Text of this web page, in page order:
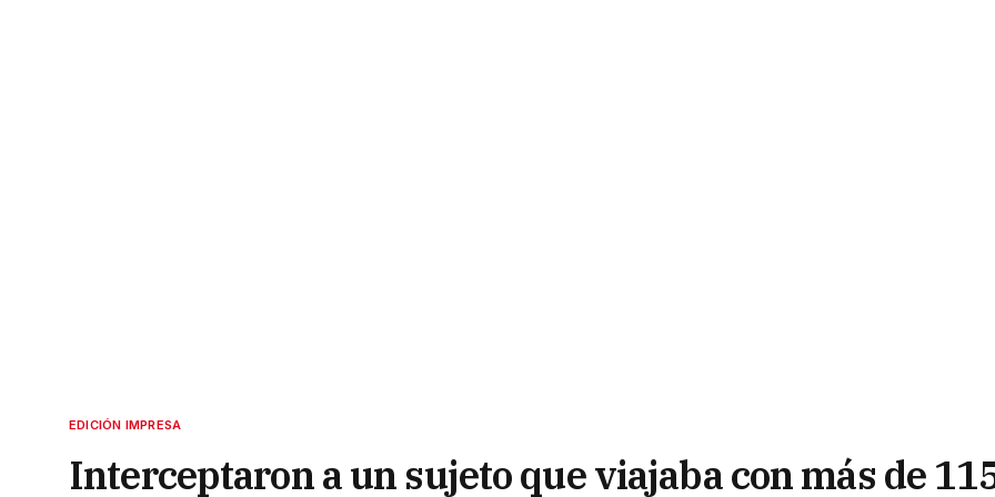
EDICIÓN IMPRESA
Interceptaron a un sujeto que viajaba con más de